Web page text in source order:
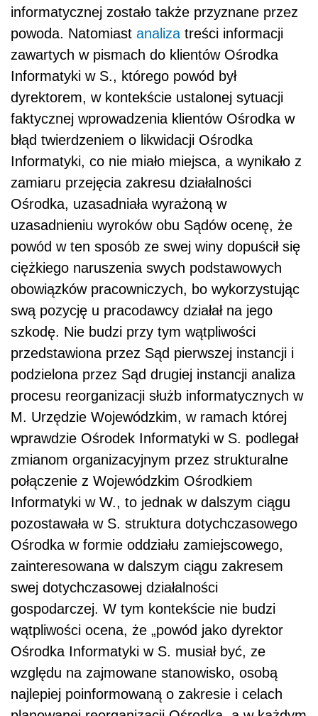
informatycznej zostało także przyznane przez
powoda. Natomiast analiza treści informacji
zawartych w pismach do klientów Ośrodka
Informatyki w S., którego powód był
dyrektorem, w kontekście ustalonej sytuacji
faktycznej wprowadzenia klientów Ośrodka w
błąd twierdzeniem o likwidacji Ośrodka
Informatyki, co nie miało miejsca, a wynikało z
zamiaru przejęcia zakresu działalności
Ośrodka, uzasadniała wyrażoną w
uzasadnieniu wyroków obu Sądów ocenę, że
powód w ten sposób ze swej winy dopuścił się
ciężkiego naruszenia swych podstawowych
obowiązków pracowniczych, bo wykorzystując
swą pozycję u pracodawcy działał na jego
szkodę. Nie budzi przy tym wątpliwości
przedstawiona przez Sąd pierwszej instancji i
podzielona przez Sąd drugiej instancji analiza
procesu reorganizacji służb informatycznych w
M. Urzędzie Wojewódzkim, w ramach której
wprawdzie Ośrodek Informatyki w S. podlegał
zmianom organizacyjnym przez strukturalne
połączenie z Wojewódzkim Ośrodkiem
Informatyki w W., to jednak w dalszym ciągu
pozostawała w S. struktura dotychczasowego
Ośrodka w formie oddziału zamiejscowego,
zainteresowana w dalszym ciągu zakresem
swej dotychczasowej działalności
gospodarczej. W tym kontekście nie budzi
wątpliwości ocena, że „powód jako dyrektor
Ośrodka Informatyki w S. musiał być, ze
względu na zajmowane stanowisko, osobą
najlepiej poinformowaną o zakresie i celach